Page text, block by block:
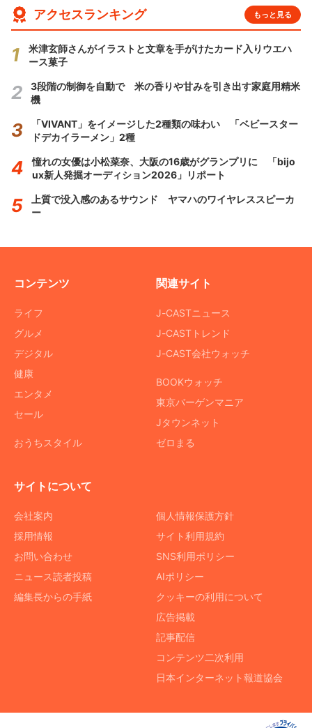
アクセスランキング もっと見る
米津玄師さんがイラストと文章を手がけたカード入りウエハ
ース菓子
3段階の制御を自動で 米の香りや甘みを引き出す家庭用精米
機
「VIVANT」をイメージした2種類の味わい 「ベビースター
ドデカイラーメン」2種
憧れの女優は小松菜奈、大阪の16歳がグランプリに 「bijo
ux新人発掘オーディション2026」リポート
上質で没入感のあるサウンド ヤマハのワイヤレススピーカ
ー
コンテンツ
ライフ
グルメ
デジタル
健康
エンタメ
セール
おうちスタイル
関連サイト
J-CASTニュース
J-CASTトレンド
J-CAST会社ウォッチ
BOOKウォッチ
東京バーゲンマニア
Jタウンネット
ゼロまる
サイトについて
会社案内
採用情報
お問い合わせ
ニュース読者投稿
編集長からの手紙
個人情報保護方針
サイト利用規約
SNS利用ポリシー
AIポリシー
クッキーの利用について
広告掲載
記事配信
コンテンツ二次利用
日本インターネット報道協会